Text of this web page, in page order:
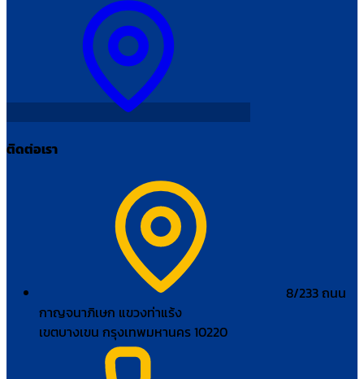
ติดต่อเรา
8/233 ถนน
กาญจนาภิเษก แขวงท่าแร้ง
เขตบางเขน กรุงเทพมหานคร 10220